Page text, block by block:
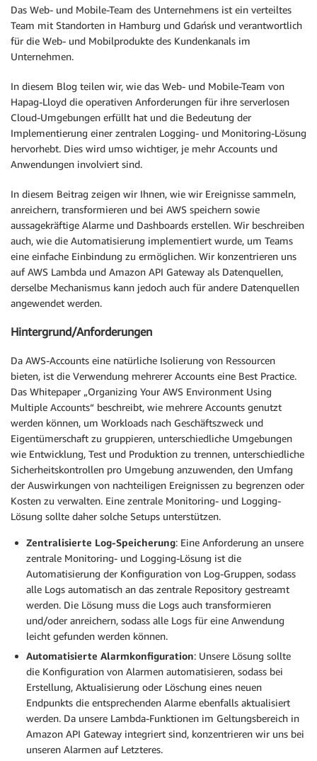
Das Web- und Mobile-Team des Unternehmens ist ein verteiltes
Team mit Standorten in Hamburg und Gdańsk und verantwortlich
für die Web- und Mobilprodukte des Kundenkanals im
Unternehmen.
In diesem Blog teilen wir, wie das Web- und Mobile-Team von
Hapag-Lloyd die operativen Anforderungen für ihre serverlosen
Cloud-Umgebungen erfüllt hat und die Bedeutung der
Implementierung einer zentralen Logging- und Monitoring-Lösung
hervorhebt. Dies wird umso wichtiger, je mehr Accounts und
Anwendungen involviert sind.
In diesem Beitrag zeigen wir Ihnen, wie wir Ereignisse sammeln,
anreichern, transformieren und bei AWS speichern sowie
aussagekräftige Alarme und Dashboards erstellen. Wir beschreiben
auch, wie die Automatisierung implementiert wurde, um Teams
eine einfache Einbindung zu ermöglichen. Wir konzentrieren uns
auf AWS Lambda und Amazon API Gateway als Datenquellen,
derselbe Mechanismus kann jedoch auch für andere Datenquellen
angewendet werden.
Hintergrund/Anforderungen
Da AWS-Accounts eine natürliche Isolierung von Ressourcen
bieten, ist die Verwendung mehrerer Accounts eine Best Practice.
Das Whitepaper „Organizing Your AWS Environment Using
Multiple Accounts“ beschreibt, wie mehrere Accounts genutzt
werden können, um Workloads nach Geschäftszweck und
Eigentümerschaft zu gruppieren, unterschiedliche Umgebungen
wie Entwicklung, Test und Produktion zu trennen, unterschiedliche
Sicherheitskontrollen pro Umgebung anzuwenden, den Umfang
der Auswirkungen von nachteiligen Ereignissen zu begrenzen oder
Kosten zu verwalten. Eine zentrale Monitoring- und Logging-
Lösung sollte daher solche Setups unterstützen.
Zentralisierte Log-Speicherung: Eine Anforderung an unsere
zentrale Monitoring- und Logging-Lösung ist die
Automatisierung der Konfiguration von Log-Gruppen, sodass
alle Logs automatisch an das zentrale Repository gestreamt
werden. Die Lösung muss die Logs auch transformieren
und/oder anreichern, sodass alle Logs für eine Anwendung
leicht gefunden werden können.
Automatisierte Alarmkonfiguration: Unsere Lösung sollte
die Konfiguration von Alarmen automatisieren, sodass bei
Erstellung, Aktualisierung oder Löschung eines neuen
Endpunkts die entsprechenden Alarme ebenfalls aktualisiert
werden. Da unsere Lambda-Funktionen im Geltungsbereich in
Amazon API Gateway integriert sind, konzentrieren wir uns bei
unseren Alarmen auf Letzteres.